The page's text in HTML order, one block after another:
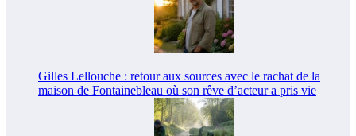
Gilles Lellouche : retour aux sources avec le rachat de la
maison de Fontainebleau où son rêve d’acteur a pris vie